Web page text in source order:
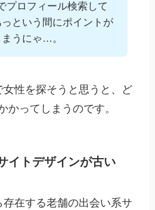
プロフィール検索して
という間にポイントが
うにゃ…。
性を探そうと思うと、ど
かってしまうのです。
イトデザインが古い
在する老舗の出会い系サ